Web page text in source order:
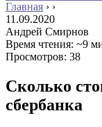
Главная › ›
11.09.2020
Андрей Смирнов
Время чтения: ~9
Просмотров: 38
Сколько
сбербанка